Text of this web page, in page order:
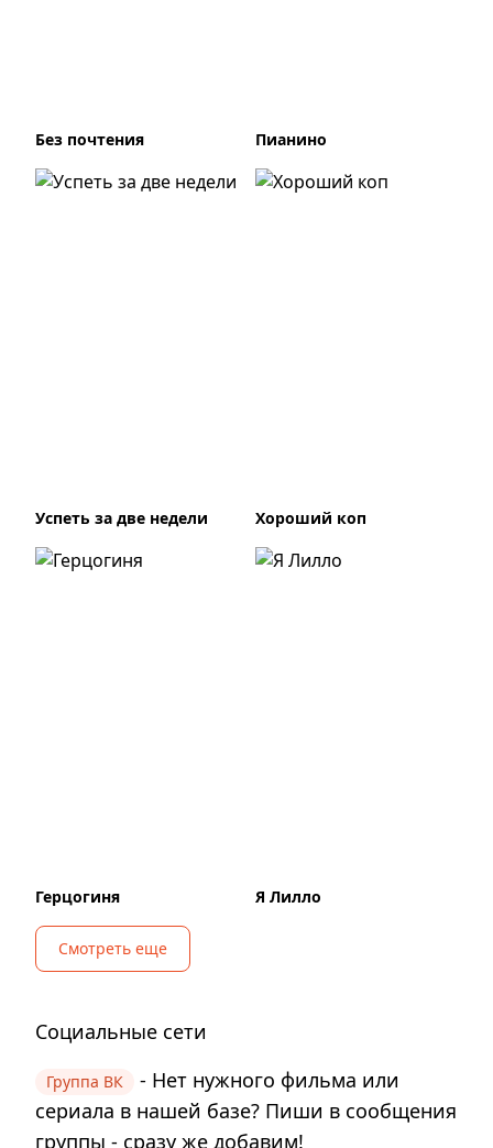
Без почтения Пианино
Успеть за две недели Хороший коп
Герцогиня Я Лилло
Смотреть еще
Социальные сети
Группа ВК
- Нет нужного фильма или
сериала в нашей базе? Пиши в сообщения
группы - сразу же добавим!